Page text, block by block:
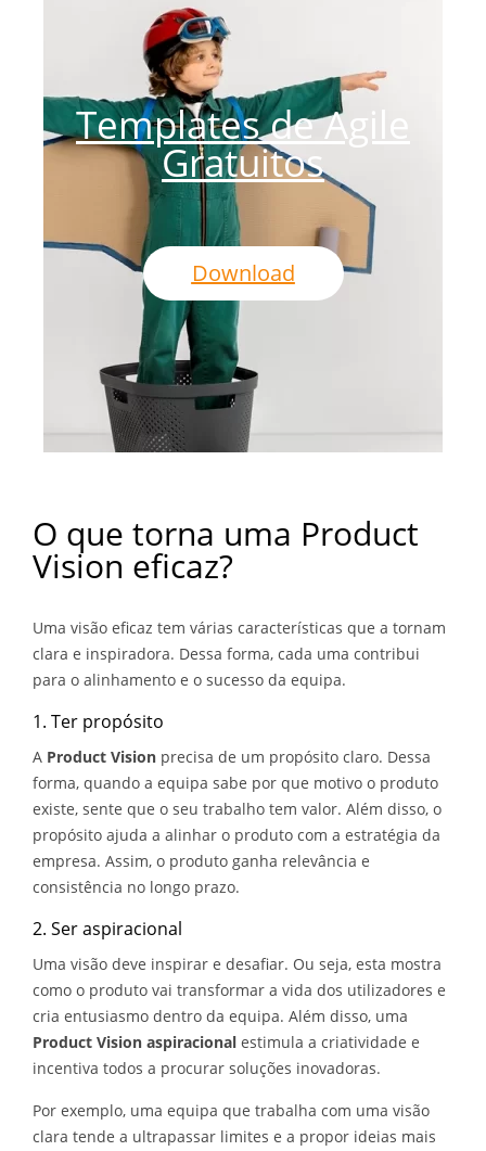
Templates de Agile
Gratuitos
Download
O que torna uma Product
Vision eficaz?
Uma visão eficaz tem várias características que a tornam
clara e inspiradora. Dessa forma, cada uma contribui
para o alinhamento e o sucesso da equipa.
1. Ter propósito
A Product Vision precisa de um propósito claro. Dessa
forma, quando a equipa sabe por que motivo o produto
existe, sente que o seu trabalho tem valor. Além disso, o
propósito ajuda a alinhar o produto com a estratégia da
empresa. Assim, o produto ganha relevância e
consistência no longo prazo.
2. Ser aspiracional
Uma visão deve inspirar e desafiar. Ou seja, esta mostra
como o produto vai transformar a vida dos utilizadores e
cria entusiasmo dentro da equipa. Além disso, uma
Product Vision aspiracional estimula a criatividade e
incentiva todos a procurar soluções inovadoras.
Por exemplo, uma equipa que trabalha com uma visão
clara tende a ultrapassar limites e a propor ideias mais